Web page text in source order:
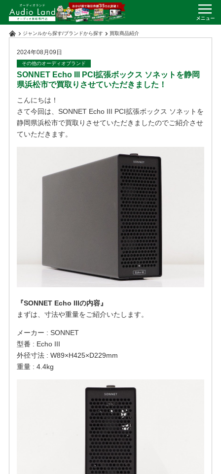
ジャンルから探す/ブランドから探す 買取商品紹介
2024年08月09日
その他のオーディオブランド
SONNET Echo III PCI拡張ボックス ソネットを静岡
県浜松市で買取りさせていただきました！
こんにちは！
さて今回は、SONNET Echo III PCI拡張ボックス ソネットを
静岡県浜松市で買取りさせていただきましたのでご紹介させ
ていただきます。
『SONNET Echo IIIの内容』
まずは、寸法や重量をご紹介いたします。
メーカー : SONNET
型番 : Echo III
外径寸法 : W89×H425×D229mm
重量 : 4.4kg